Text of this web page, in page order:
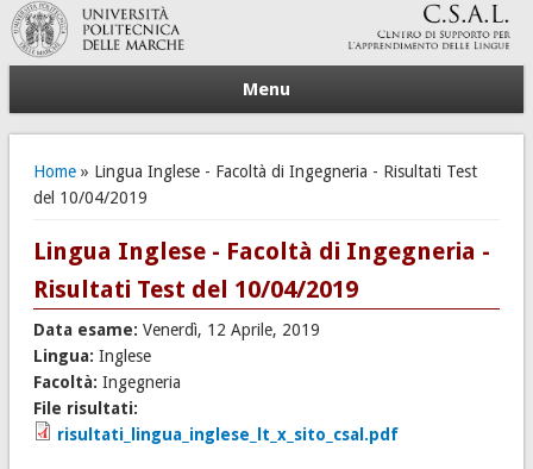
Menu
Tu sei qui
Home» Lingua Inglese - Facoltà di Ingegneria - Risultati Test
del 10/04/2019
Lingua Inglese - Facoltà di Ingegneria -
Risultati Test del 10/04/2019
Data esame: Venerdì, 12 Aprile, 2019
Lingua: Inglese
Facoltà: Ingegneria
File risultati:
risultati_lingua_inglese_lt_x_sito_csal.pdf